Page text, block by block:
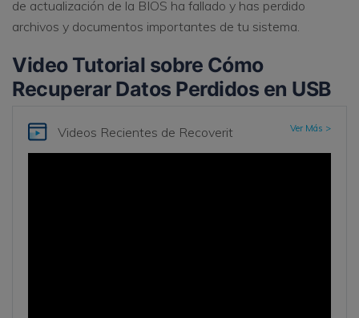
de actualización de la BIOS ha fallado y has perdido
archivos y documentos importantes de tu sistema.
Video Tutorial sobre Cómo
Recuperar Datos Perdidos en USB
Videos Recientes de Recoverit Ver Más >